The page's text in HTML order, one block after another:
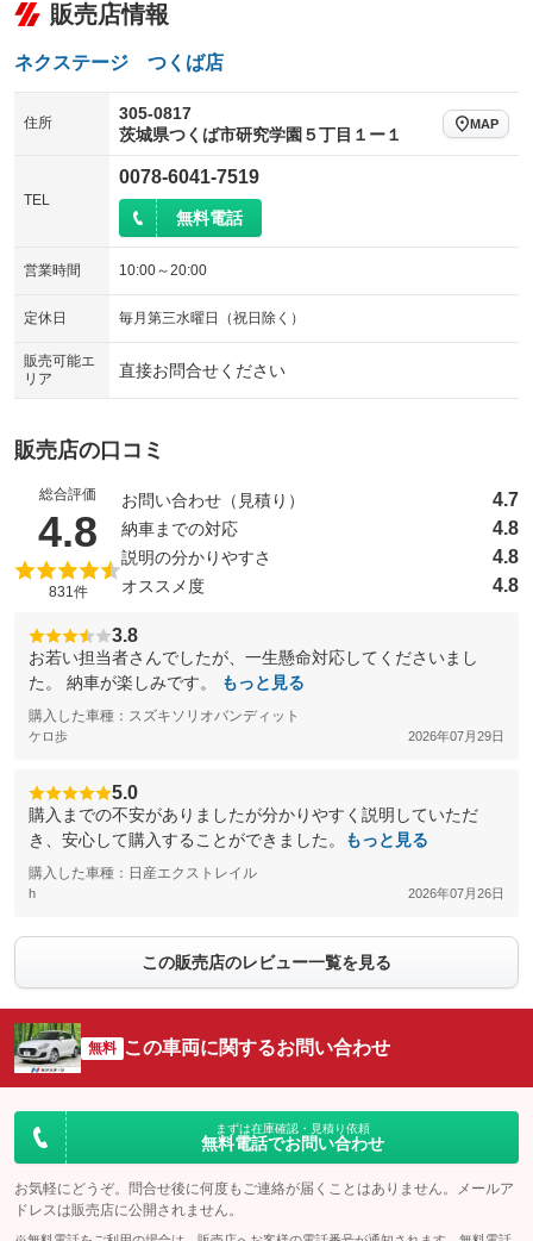
販売店情報
ネクステージ つくば店
住所
305-0817
茨城県つくば市研究学園５丁目１ー１
MAP
TEL
0078-6041-7519
無料電話
営業時間 10:00～20:00
定休日 毎月第三水曜日（祝日除く）
販売可能エ
リア
直接お問合せください
販売店の口コミ
総合評価
4.8 （5点満点中）
831件
お問い合わせ（見積り） 4.7
納車までの対応 4.8
説明の分かりやすさ 4.8
オススメ度 4.8
3.8
お若い担当者さんでしたが、一生懸命対応してくださいまし
た。 納車が楽しみです。
もっと見る
購入した車種：スズキソリオバンディット
ケロ歩 2026年07月29日
5.0
購入までの不安がありましたが分かりやすく説明していただ
き、安心して購入することができました。
もっと見る
購入した車種：日産エクストレイル
h 2026年07月26日
この販売店のレビュー一覧を見る
無料 この車両に関するお問い合わせ
まずは在庫確認・見積り依頼
無料電話でお問い合わせ
お気軽にどうぞ。問合せ後に何度もご連絡が届くことはありません。メールア
ドレスは販売店に公開されません。